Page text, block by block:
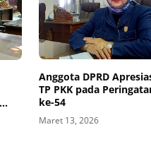
Anggota DPRD
TP PKK pada
ke-54
Maret 13, 2026